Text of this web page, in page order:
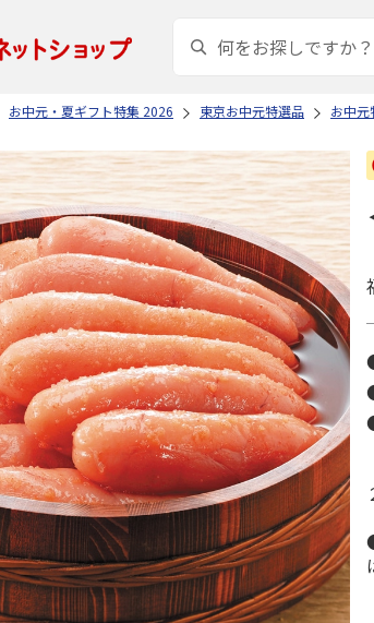
お中元・夏ギフト特集 2026 東京お中元特選品 お中元